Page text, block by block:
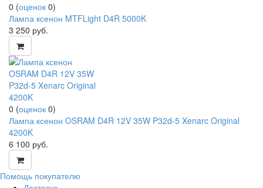
0 (оценок 0)
Лампа ксенон MTFLight D4R 5000K
3 250 руб.
0 (оценок 0)
Лампа ксенон OSRAM D4R 12V 35W P32d-5 Xenarc Original
4200K
6 100 руб.
Помощь покупателю